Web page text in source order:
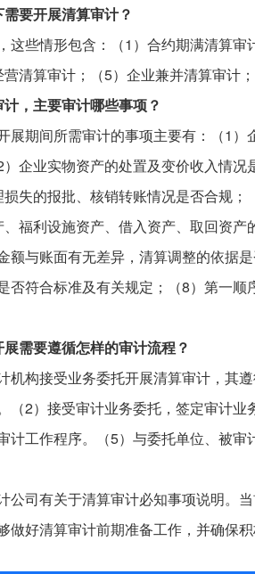
要开展清算审计？
这些情形包含：（1）合约期满清算
清算审计；（5）企业兼并清算审计
，主要审计哪些事项？
展期间所需审计的事项主要有：（1
企业实物资产的处置及变价收入情
失的报批、核销转账情况是否合规
、福利设施资产、借入资产、取回资
额与账面有无差异，清算调整的依据
否符合标准及有关规定；（8）第一
需要遵循怎样的审计流程？
机构接受业务委托开展清算审计，其
（2）接受审计业务委托，签定审计
计工作程序。（5）与委托单位、被
公司有关于清算审计必知事项说明。
做好清算审计前期准备工作，并确保